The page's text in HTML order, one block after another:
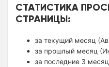
СТАТИСТИКА
СТРАНИЦЫ:
за текущий месяц
за прошлый месяц
за последние 3